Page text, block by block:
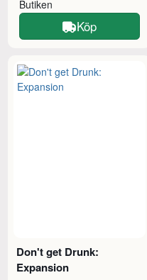
Butiken
Köp
Don't get Drunk:
Expansion